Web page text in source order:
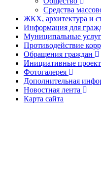
Средства
ЖКХ, архитектура и
Информация для
Муниципальные
Противодействие
Обращения граждан
Инициативные
Фотогалерея
Дополнительная
Новостная лента
Карта сайта